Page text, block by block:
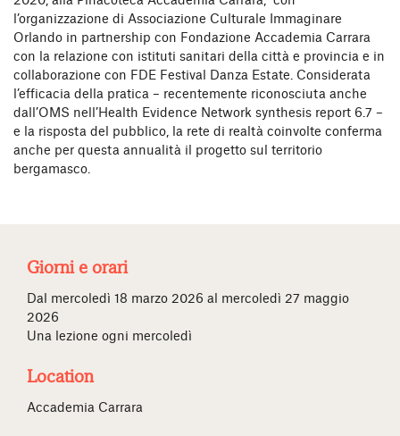
l’organizzazione di Associazione Culturale Immaginare
Orlando in partnership con Fondazione Accademia Carrara
con la relazione con istituti sanitari della città e provincia e in
collaborazione con FDE Festival Danza Estate. Considerata
l’efficacia della pratica – recentemente riconosciuta anche
dall’OMS nell’Health Evidence Network synthesis report 6.7 –
e la risposta del pubblico, la rete di realtà coinvolte conferma
anche per questa annualità il progetto sul territorio
bergamasco.
Giorni e orari
Dal mercoledì 18 marzo 2026 al mercoledì 27 maggio
2026
Una lezione ogni mercoledì
Location
Accademia Carrara